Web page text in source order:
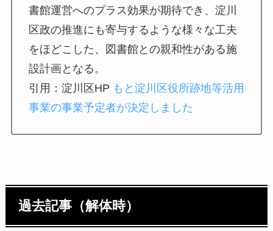
書館運営へのプラス効果が期待でき、淀川
区政の推進にも寄与するような様々な工夫
をほどこした、図書館との親和性がある施
設計画となる。
引用：淀川区HP もと淀川区役所跡地等活用
事業の事業予定者が決定しました
過去記事（解体時）